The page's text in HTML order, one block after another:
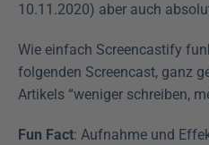
10.11.2020) aber auch
Wie einfach Screencastify
folgenden Screencast, ganz
Artikels “weniger schreiben,
Fun Fact: Aufnahme und